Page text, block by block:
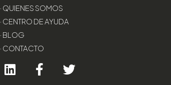
· QUIENES SOMOS
· CENTRO DE AYUDA
· BLOG
· CONTACTO